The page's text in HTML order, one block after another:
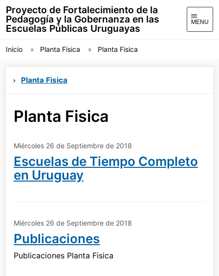
Proyecto de Fortalecimiento de la
Pedagogía y la Gobernanza en las
Escuelas Públicas Uruguayas
MENU
Inicio Planta Fisica Planta Fisica
Planta Fisica
Planta Fisica
Miércoles 26 de Septiembre de 2018
Escuelas de Tiempo Completo
en Uruguay
Miércoles 26 de Septiembre de 2018
Publicaciones
Publicaciones Planta Fisica